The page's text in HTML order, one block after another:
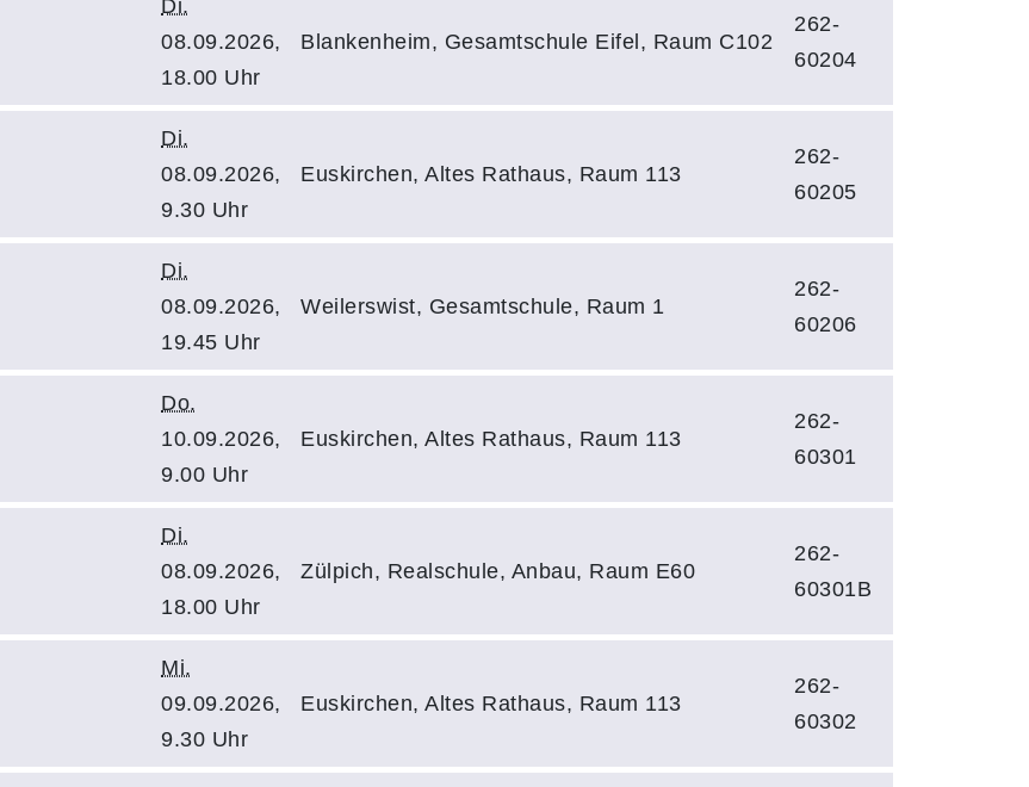
Di.
08.09.2026,
18.00 Uhr
Blankenheim, Gesamtschule Eifel, Raum C102
262-
60204
Di.
08.09.2026,
9.30 Uhr
Euskirchen, Altes Rathaus, Raum 113
262-
60205
Di.
08.09.2026,
19.45 Uhr
Weilerswist, Gesamtschule, Raum 1
262-
60206
Do.
10.09.2026,
9.00 Uhr
Euskirchen, Altes Rathaus, Raum 113
262-
60301
Di.
08.09.2026,
18.00 Uhr
Zülpich, Realschule, Anbau, Raum E60
262-
60301B
Mi.
09.09.2026,
9.30 Uhr
Euskirchen, Altes Rathaus, Raum 113
262-
60302